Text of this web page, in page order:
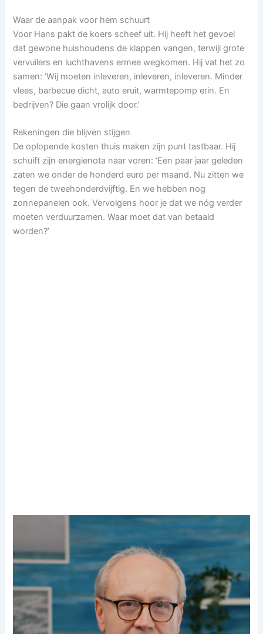
Waar de aanpak voor hem schuurt
Voor Hans pakt de koers scheef uit. Hij heeft het gevoel
dat gewone huishoudens de klappen vangen, terwijl grote
vervuilers en luchthavens ermee wegkomen. Hij vat het zo
samen: ‘Wij moeten inleveren, inleveren, inleveren. Minder
vlees, barbecue dicht, auto eruit, warmtepomp erin. En
bedrijven? Die gaan vrolijk door.’
Rekeningen die blijven stijgen
De oplopende kosten thuis maken zijn punt tastbaar. Hij
schuift zijn energienota naar voren: ‘Een paar jaar geleden
zaten we onder de honderd euro per maand. Nu zitten we
tegen de tweehonderdvijftig. En we hebben nog
zonnepanelen ook. Vervolgens hoor je dat we nóg verder
moeten verduurzamen. Waar moet dat van betaald
worden?’